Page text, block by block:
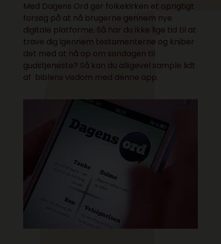
Med Dagens Ord gør folkekirken et oprigtigt
forsøg på at nå brugerne gennem nye
digitale platforme. Så har du ikke lige tid til at
trave dig igennem testamenterne og kniber
det med at nå op om søndagen til
gudstjeneste? Så kan du alligevel sample lidt
af biblens visdom med denne app.